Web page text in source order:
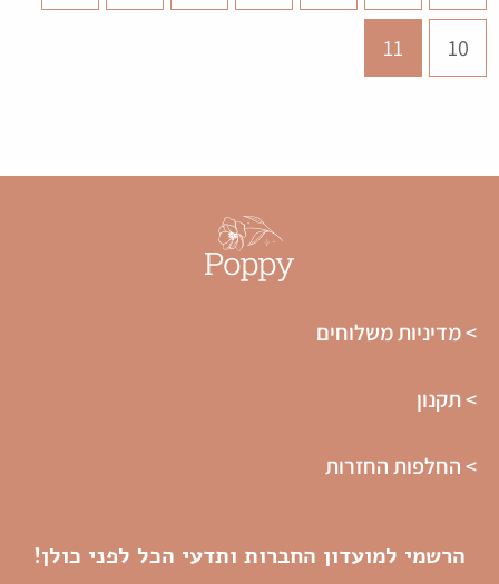
10
11
> מדיניות משלוחים
> תקנון
> החלפות החזרות
הרשמי למועדון החברות ותדעי הכל לפני כולן!